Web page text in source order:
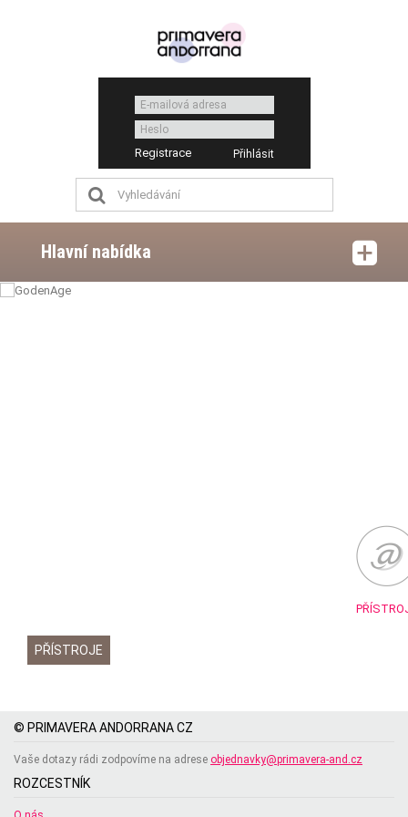
Registrace
Hlavní nabídka
PŘÍSTROJE
© PRIMAVERA ANDORRANA CZ
Vaše dotazy rádi zodpovíme na adrese objednavky@primavera-and.cz
ROZCESTNÍK